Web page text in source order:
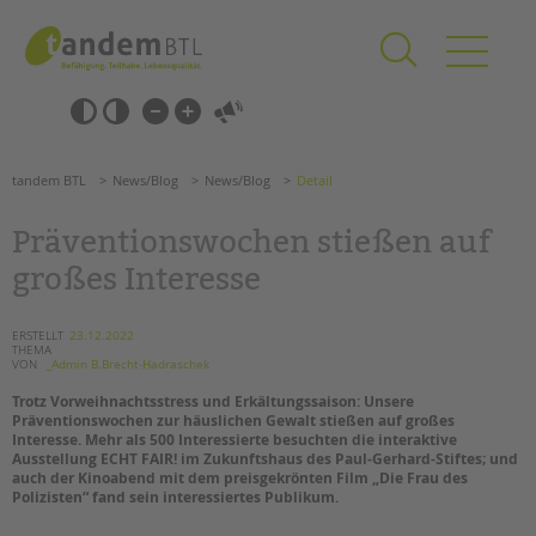
springen
Barrierefrei-
Einstellungen
überspringen
überspringen
SCHULE & GANZTAG
Oberschulen
Förderzentren
EFöB
Schulbezogene Sozialarbeit
Tagesgruppen
tandem BTL News/Blog News/Blog Detail
Präventionswochen stießen auf
großes Interesse
ERSTELLT 23.12.2022
THEMA
VON
_Admin B.Brecht-Hadraschek
Trotz Vorweihnachtsstress und Erkältungssaison: Unsere
Präventionswochen zur häuslichen Gewalt stießen auf großes
Interesse. Mehr als 500 Interessierte besuchten die interaktive
Ausstellung ECHT FAIR! im Zukunftshaus des Paul-Gerhard-Stiftes; und
auch der Kinoabend mit dem preisgekrönten Film „Die Frau des
Polizisten“ fand sein interessiertes Publikum.